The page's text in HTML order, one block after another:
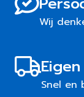
Wij
Snel en